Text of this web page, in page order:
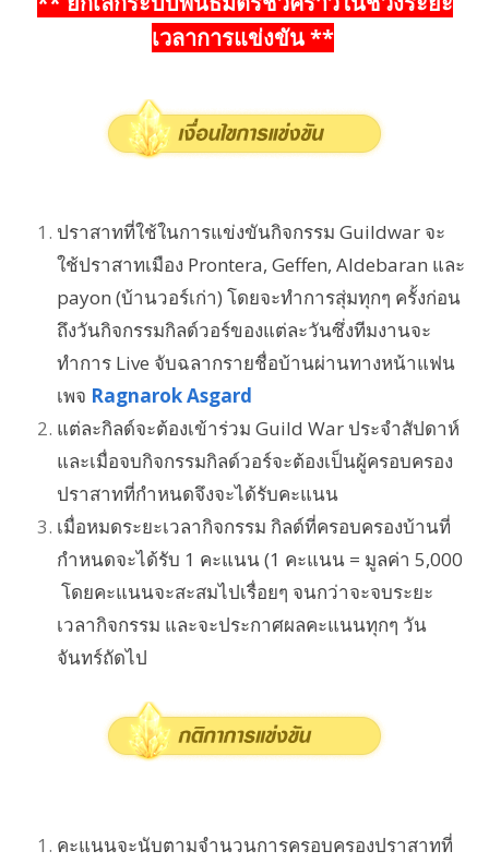
เวลาการแข่งขัน **
ปราสาทที่ใช้ในการแข่งขันกิจกรรม Guildwar จะ
ใช้ปราสาทเมือง Prontera, Geffen, Aldebaran และ
payon (บ้านวอร์เก่า) โดยจะทำการสุ่มทุกๆ ครั้งก่อน
ถึงวันกิจกรรมกิลด์วอร์ของแต่ละวันซึ่งทีมงานจะ
ทำการ Live จับฉลากรายชื่อบ้านผ่านทางหน้าแฟน
เพจ Ragnarok Asgard
แต่ละกิลด์จะต้องเข้าร่วม Guild War ประจำสัปดาห์
และเมื่อจบกิจกรรมกิลด์วอร์จะต้องเป็นผู้ครอบครอง
ปราสาทที่กำหนดจึงจะได้รับคะแนน
เมื่อหมดระยะเวลากิจกรรม กิลด์ที่ครอบครองบ้านที่
กำหนดจะได้รับ 1 คะแนน (1 คะแนน = มูลค่า 5,000
โดยคะแนนจะสะสมไปเรื่อยๆ จนกว่าจะจบระยะ
เวลากิจกรรม และจะประกาศผลคะแนนทุกๆ วัน
จันทร์ถัดไป
คะแนนจะนับตามจำนวนการครอบครองปราสาทที่